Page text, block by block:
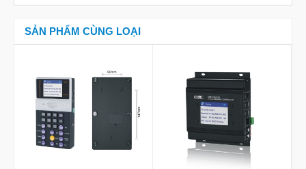
SẢN PHẨM CÙNG LOẠI